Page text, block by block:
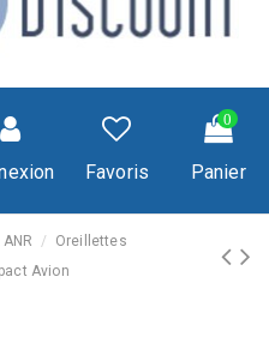
Favoris
0
Panier
Oreillettes
Avion